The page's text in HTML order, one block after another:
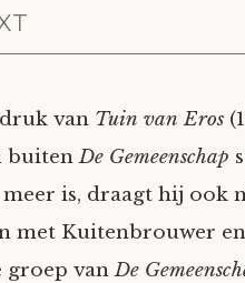
van Tuin van Eros
buitenDe Gemeenschap
is, draagt hij ook
met Kuitenbrouwer
groep vanDe